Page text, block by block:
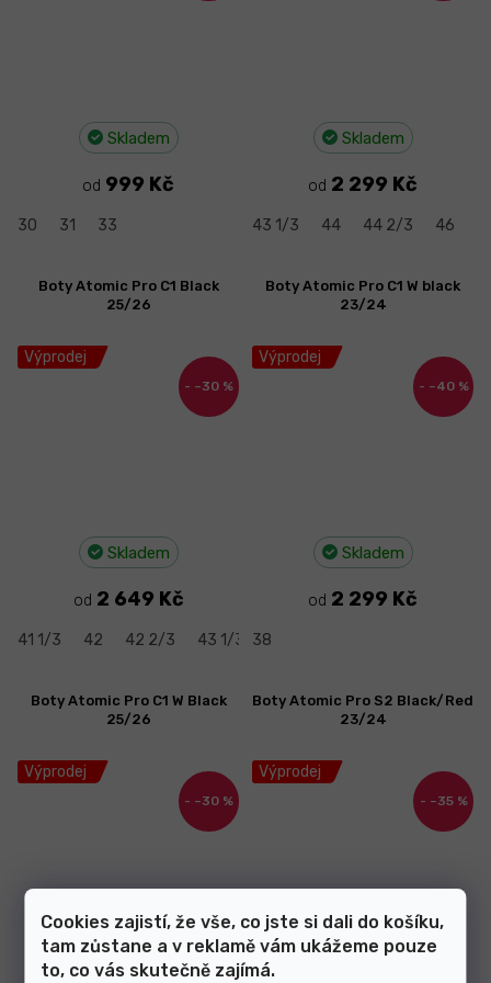
Cookies zajistí, že vše, co jste si dali do košíku,
tam zůstane a v reklamě vám ukážeme pouze
to, co vás skutečně zajímá.
Skladem
od 999 Kč
30 31 33
Skladem
od 2 299 Kč
43 1/3 44 44 2/3 46
Výprodej
–30 %
Boty Atomic Pro C1 Black
25/26
Skladem
od 2 649 Kč
41 1/3 42 42 2/3 43 1/3 44
Výprodej
–40 %
Boty Atomic Pro C1 W black
23/24
Skladem
od 2 299 Kč
38
Výprodej
–30 %
Boty Atomic Pro C1 W Black
25/26
Skladem
Výprodej
–35 %
Boty Atomic Pro S2 Black/Red
23/24